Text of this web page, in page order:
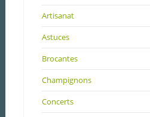
Artisanat
Astuces
Brocantes
Champignons
Concerts